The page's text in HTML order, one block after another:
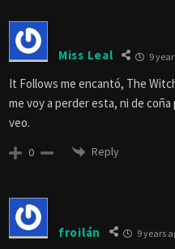
Miss Leal 9
It Follows me encantó, The
me voy a perder esta, ni de
veo.
0 Reply
froilán 9 years